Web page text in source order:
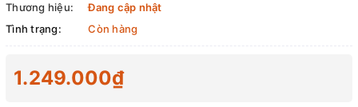
Thương hiệu:
Đang cập nhật
Tình trạng:
Còn hàng
1.249.000₫